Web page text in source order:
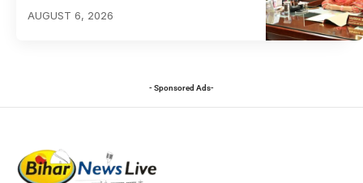
AUGUST 6, 2026
- Sponsored Ads-